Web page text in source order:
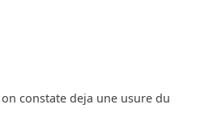
constate deja une usure du